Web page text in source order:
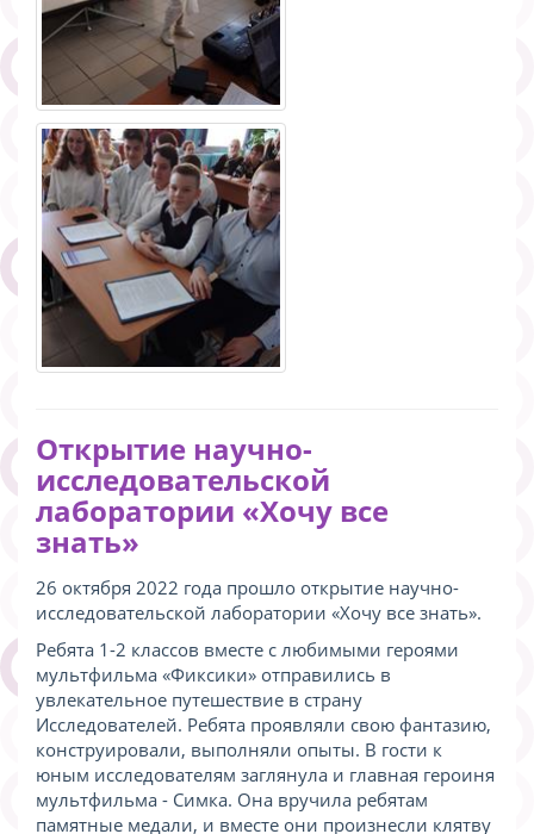
Открытие научно-
исследовательской
лаборатории «Хочу все
знать»
26 октября 2022 года прошло открытие научно-
исследовательской лаборатории «Хочу все знать».
Ребята 1-2 классов вместе с любимыми героями
мультфильма «Фиксики» отправились в
увлекательное путешествие в страну
Исследователей. Ребята проявляли свою фантазию,
конструировали, выполняли опыты. В гости к
юным исследователям заглянула и главная героиня
мультфильма - Симка. Она вручила ребятам
памятные медали, и вместе они произнесли клятву